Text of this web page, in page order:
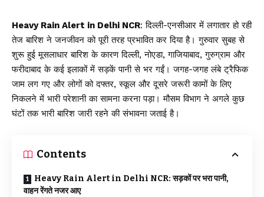
Heavy Rain Alert in Delhi NCR: दिल्ली-एनसीआर में लगातार हो रही
तेज बारिश ने जनजीवन को पूरी तरह प्रभावित कर दिया है। गुरुवार सुबह से
शुरू हुई मूसलाधार बारिश के कारणदिल्ली, नोएडा, गाजियाबाद, गुरुग्राम और
फरीदाबाद के कई इलाकों में सड़कें पानी से भर गईं। जगह-जगह लंबे ट्रैफिक
जाम लग गए और लोगों को दफ्तर, स्कूल और दूसरे जरूरी कामों के लिए
निकलने में भारी परेशानी का सामना करना पड़ा। मौसम विभाग ने अगले कुछ
घंटों तक भारी बारिश जारी रहने की संभावना जताई है।
Contents
Heavy Rain Alert in Delhi NCR: सड़कों पर भरा पानी,
वाहन रेंगते नजर आए